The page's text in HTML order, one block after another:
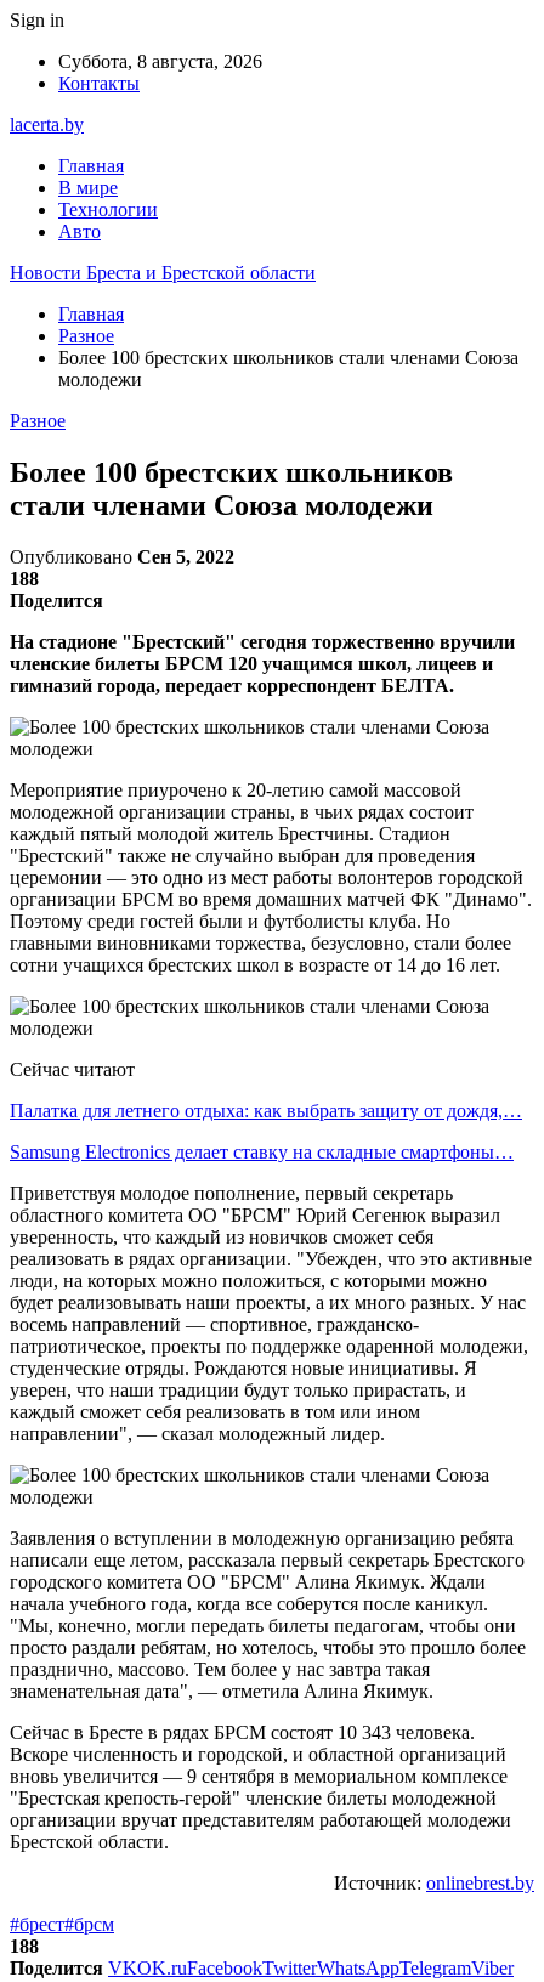
Sign in
Суббота, 8 августа, 2026
Контакты
lacerta.by
Главная
В мире
Технологии
Авто
Новости Бреста и Брестской области
Главная
Разное
Более 100 брестских школьников стали членами Союза
молодежи
Разное
Более 100 брестских школьников
стали членами Союза молодежи
Опубликовано Сен 5, 2022
188
Поделится
На стадионе "Брестский" сегодня торжественно вручили
членские билеты БРСМ 120 учащимся школ, лицеев и
гимназий города, передает корреспондент БЕЛТА.
Мероприятие приурочено к 20-летию самой массовой
молодежной организации страны, в чьих рядах состоит
каждый пятый молодой житель Брестчины. Стадион
"Брестский" также не случайно выбран для проведения
церемонии — это одно из мест работы волонтеров городской
организации БРСМ во время домашних матчей ФК "Динамо".
Поэтому среди гостей были и футболисты клуба. Но
главными виновниками торжества, безусловно, стали более
сотни учащихся брестских школ в возрасте от 14 до 16 лет.
Сейчас читают
Палатка для летнего отдыха: как выбрать защиту от дождя,…
Samsung Electronics делает ставку на складные смартфоны…
Приветствуя молодое пополнение, первый секретарь
областного комитета ОО "БРСМ" Юрий Сегенюк выразил
уверенность, что каждый из новичков сможет себя
реализовать в рядах организации. "Убежден, что это активные
люди, на которых можно положиться, с которыми можно
будет реализовывать наши проекты, а их много разных. У нас
восемь направлений — спортивное, гражданско-
патриотическое, проекты по поддержке одаренной молодежи,
студенческие отряды. Рождаются новые инициативы. Я
уверен, что наши традиции будут только прирастать, и
каждый сможет себя реализовать в том или ином
направлении", — сказал молодежный лидер.
Заявления о вступлении в молодежную организацию ребята
написали еще летом, рассказала первый секретарь Брестского
городского комитета ОО "БРСМ" Алина Якимук. Ждали
начала учебного года, когда все соберутся после каникул.
"Мы, конечно, могли передать билеты педагогам, чтобы они
просто раздали ребятам, но хотелось, чтобы это прошло более
празднично, массово. Тем более у нас завтра такая
знаменательная дата", — отметила Алина Якимук.
Сейчас в Бресте в рядах БРСМ состоят 10 343 человека.
Вскоре численность и городской, и областной организаций
вновь увеличится — 9 сентября в мемориальном комплексе
"Брестская крепость-герой" членские билеты молодежной
организации вручат представителям работающей молодежи
Брестской области.
Источник: onlinebrest.by
#брест#брсм
188
Поделится VKOK.ruFacebookTwitterWhatsAppTelegramViber